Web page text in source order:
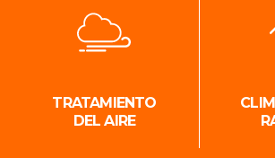
TRATAMIENTO
DEL AIRE